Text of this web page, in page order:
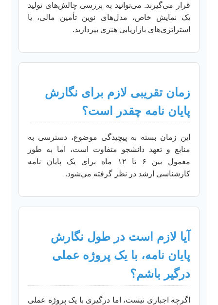
قرار می‌گیرند. می‌توانید به بررسی چالش‌های تولید
یک نمایش خاص، مدل‌های نوین تأمین مالی، یا
استراتژی‌های بازاریابی هنری بپردازید.
زمان تقریبی لازم برای نگارش
پایان نامه چقدر است؟
این زمان بسته به پیچیدگی موضوع، دسترسی به
منابع و تعهد دانشجو متفاوت است، اما به طور
معمول بین ۶ تا ۱۲ ماه برای یک پایان نامه
کارشناسی ارشد در نظر گرفته می‌شود.
آیا لازم است در طول نگارش
پایان نامه، با یک پروژه عملی
درگیر باشم؟
اگرچه اجباری نیست، اما درگیری با یک پروژه عملی